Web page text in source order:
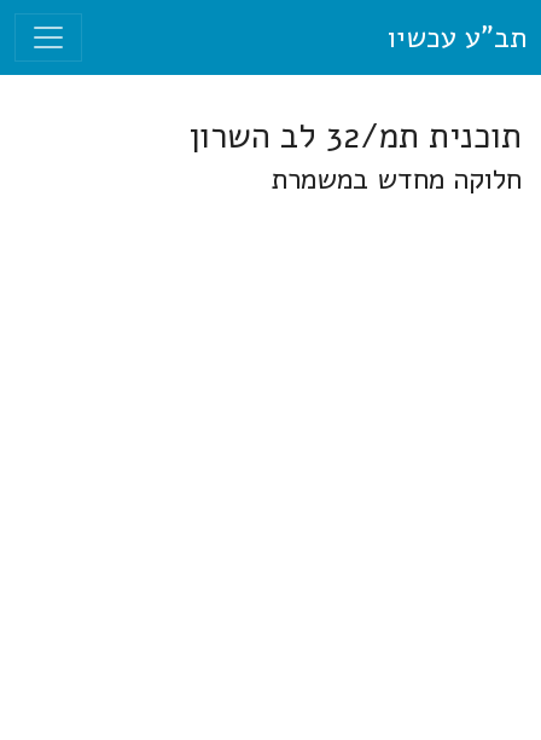
תב"ע עכשיו
תוכנית תמ/32 לב השרון
חלוקה מחדש במשמרת